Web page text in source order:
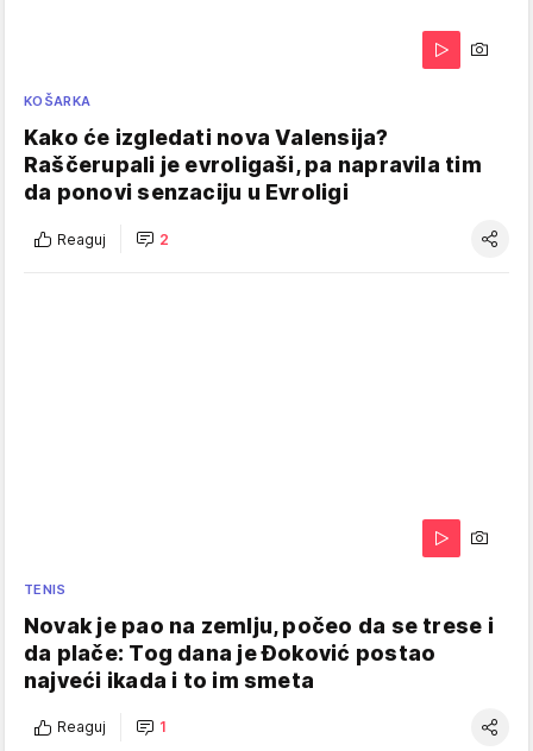
KOŠARKA
Kako će izgledati nova Valensija?
Raščerupali je evroligaši, pa napravila tim
da ponovi senzaciju u Evroligi
Reaguj 2
TENIS
Novak je pao na zemlju, počeo da se trese i
da plače: Tog dana je Đoković postao
najveći ikada i to im smeta
Reaguj 1